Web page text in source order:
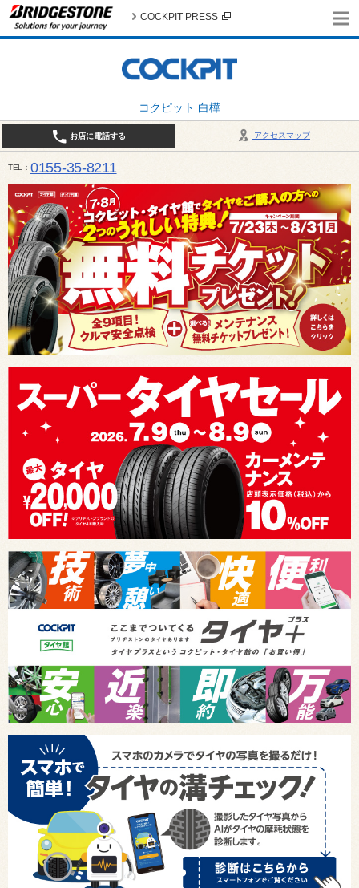
コクピット 白樺
COCKPIT PRESS
アクセスマップ
お店に電話する
TEL 0155-35-8211
10:00～18:30 （作業受付17:30最終） / 定休日：7月定休日 1日、7日、8日、14日、15日、21